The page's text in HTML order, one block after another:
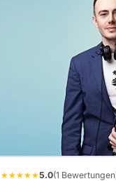
★★★★★5.0(1